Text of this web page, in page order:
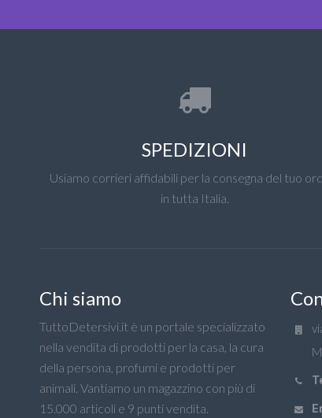
SPEDIZIONI
Usiamo corrieri affidabili per la consegna del tuo
in tutta Italia.
Chi siamo
TuttoDetersivi.it è un portale specializzato
nella vendita di prodotti per la casa, la cura
della persona, profumi e prodotti per
animali. Vantiamo un magazzino con più di
15.000 articoli e 9 punti vendita.